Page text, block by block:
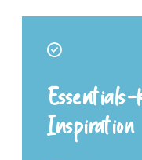
Essentials-
Inspiration